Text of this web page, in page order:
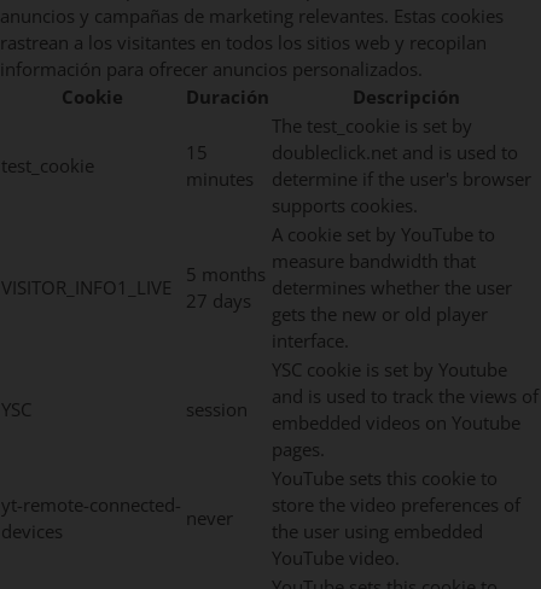
anuncios y campañas de marketing relevantes. Estas cookies
rastrean a los visitantes en todos los sitios web y recopilan
información para ofrecer anuncios personalizados.
Cookie
Duración Descripción
test_cookie
15
minutes
The test_cookie is set by
doubleclick.net and is used to
determine if the user's browser
supports cookies.
VISITOR_INFO1_LIVE
5 months
27 days
A cookie set by YouTube to
measure bandwidth that
determines whether the user
gets the new or old player
interface.
YSC session
YSC cookie is set by Youtube
and is used to track the views of
embedded videos on Youtube
pages.
yt-remote-connected-
devices
never
YouTube sets this cookie to
store the video preferences of
the user using embedded
YouTube video.